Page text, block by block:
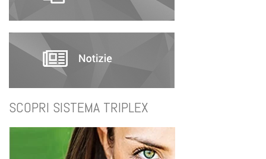
SCOPRI SISTEMA TRIPLEX